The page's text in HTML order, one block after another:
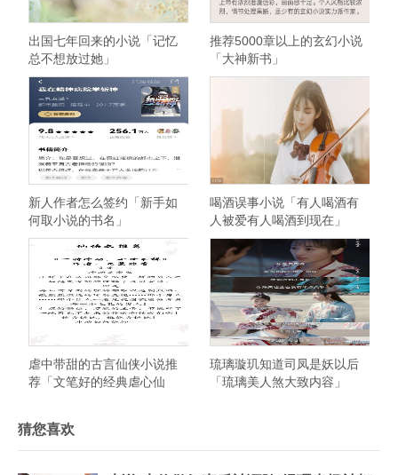
出国七年回来的小说「记忆
总不想放过她」
推荐5000章以上的玄幻小说
「大神新书」
新人作者怎么签约「新手如
何取小说的书名」
喝酒误事小说「有人喝酒有
人被爱有人喝酒到现在」
虐中带甜的古言仙侠小说推
荐「文笔好的经典虐心仙
琉璃璇玑知道司凤是妖以后
「琉璃美人煞大致内容」
猜您喜欢